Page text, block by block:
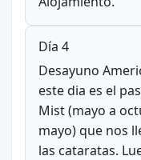
Día 4
Desayuno
este dia es el
Mist (mayo a
mayo) que nos
las cataratas.